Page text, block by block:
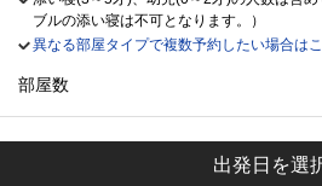
ブルの添い寝は不可となります。）
異なる部屋タイプで複数予約したい場合は
部屋数
出発日を選